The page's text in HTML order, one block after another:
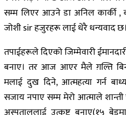
सम्म लिएर आउने डा अनिल कार्की ,
जोशी sir हजुरहरू लाई धेरै धन्यवाद छ।
तपाईहरूले दिएको जिम्मेवारी
बनाए। तर आज आएर मैले ग़ल्ति
मलाई दुख दिने, आत्महत्या गर्न
सजाय नपाए सम्म मेरो आत्माले शान्ती